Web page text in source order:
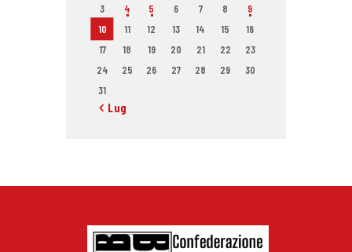
3
4 5 6 7 8
9
10
11 12 13 14 15
16
17
18 19 20 21 22
23
24
25 26 27 28 29
30
31
« Lug